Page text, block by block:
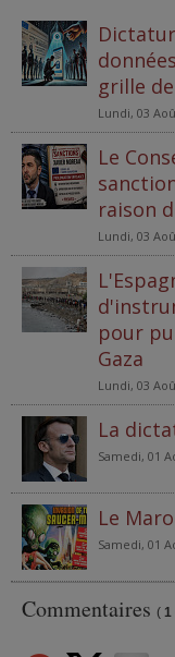
grille
Lundi, 03
Le
raison
Lundi, 03
pour
Gaza
Lundi, 03
La
Samedi, 01
Le
Samedi, 01
Commentaires ( 1